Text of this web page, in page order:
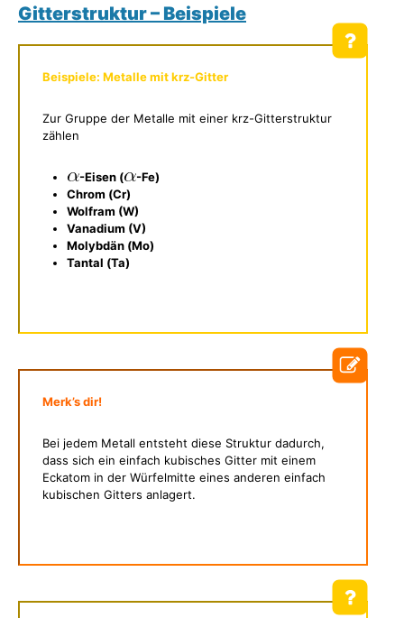
Gitterstruktur – Beispiele
Beispiele: Metalle mit krz-Gitter
Zur Gruppe der Metalle mit einer krz-Gitterstruktur
zählen
-Eisen (
-Fe)
Chrom (Cr)
Wolfram (W)
Vanadium (V)
Molybdän (Mo)
Tantal (Ta)
Merk’s dir!
Bei jedem Metall entsteht diese Struktur dadurch,
dass sich ein einfach kubisches Gitter mit einem
Eckatom in der Würfelmitte eines anderen einfach
kubischen Gitters anlagert.